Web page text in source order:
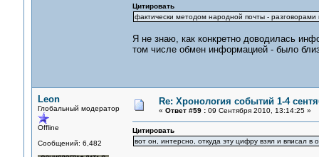
Цитировать
фактически методом народной почты -
Я не знаю, как конкретно доводилась
том числе обмен информацией - было
Leon
Глобальный модератор
Offline
Сообщений: 6,482
Re: Хронология событий 1-4
« Ответ #59 :09 Сентября 2010, 13:14:25 »
Цитировать
вот он, интерсно, откуда эту цифру взял и вписал в